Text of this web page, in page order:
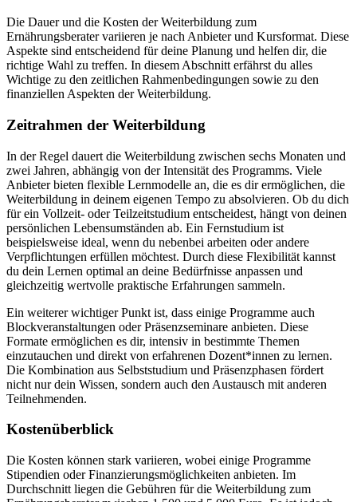
Die Dauer und die Kosten der Weiterbildung zum
Ernährungsberater variieren je nach Anbieter und Kursformat. Diese
Aspekte sind entscheidend für deine Planung und helfen dir, die
richtige Wahl zu treffen. In diesem Abschnitt erfährst du alles
Wichtige zu den zeitlichen Rahmenbedingungen sowie zu den
finanziellen Aspekten der Weiterbildung.
Zeitrahmen der Weiterbildung
In der Regel dauert die Weiterbildung zwischen sechs Monaten und
zwei Jahren, abhängig von der Intensität des Programms. Viele
Anbieter bieten flexible Lernmodelle an, die es dir ermöglichen, die
Weiterbildung in deinem eigenen Tempo zu absolvieren. Ob du dich
für ein Vollzeit- oder Teilzeitstudium entscheidest, hängt von deinen
persönlichen Lebensumständen ab. Ein Fernstudium ist
beispielsweise ideal, wenn du nebenbei arbeiten oder andere
Verpflichtungen erfüllen möchtest. Durch diese Flexibilität kannst
du dein Lernen optimal an deine Bedürfnisse anpassen und
gleichzeitig wertvolle praktische Erfahrungen sammeln.
Ein weiterer wichtiger Punkt ist, dass einige Programme auch
Blockveranstaltungen oder Präsenzseminare anbieten. Diese
Formate ermöglichen es dir, intensiv in bestimmte Themen
einzutauchen und direkt von erfahrenen Dozent*innen zu lernen.
Die Kombination aus Selbststudium und Präsenzphasen fördert
nicht nur dein Wissen, sondern auch den Austausch mit anderen
Teilnehmenden.
Kostenüberblick
Die Kosten können stark variieren, wobei einige Programme
Stipendien oder Finanzierungsmöglichkeiten anbieten. Im
Durchschnitt liegen die Gebühren für die Weiterbildung zum